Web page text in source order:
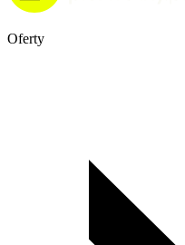
Oferty